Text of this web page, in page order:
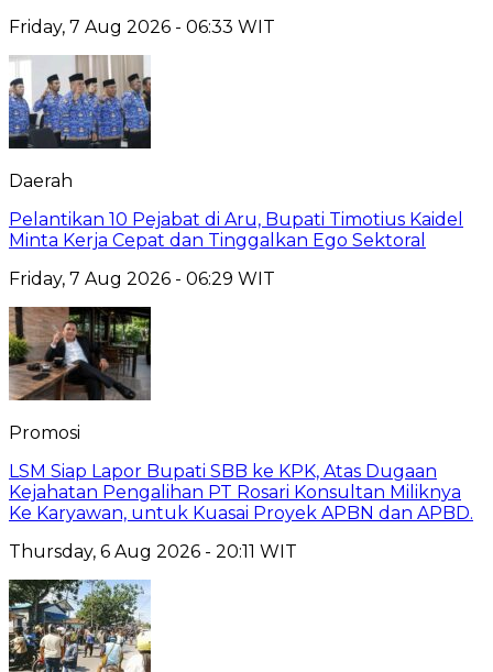
Friday, 7 Aug 2026 - 06:33 WIT
Daerah
Pelantikan 10 Pejabat di Aru, Bupati Timotius Kaidel
Minta Kerja Cepat dan Tinggalkan Ego Sektoral
Friday, 7 Aug 2026 - 06:29 WIT
Promosi
LSM Siap Lapor Bupati SBB ke KPK, Atas Dugaan
Kejahatan Pengalihan PT Rosari Konsultan Miliknya
Ke Karyawan, untuk Kuasai Proyek APBN dan APBD.
Thursday, 6 Aug 2026 - 20:11 WIT